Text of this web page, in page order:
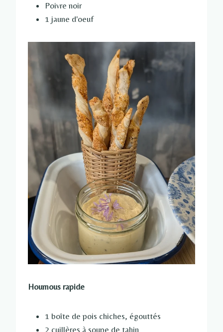
Poivre noir
1 jaune d'oeuf
Houmous rapide
1 boîte de pois chiches, égouttés
2 cuillères à soupe de tahin